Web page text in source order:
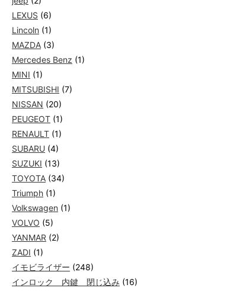
LEXUS (6)
Lincoln (1)
MAZDA (3)
Mercedes Benz (1)
MINI (1)
MITSUBISHI (7)
NISSAN (20)
PEUGEOT (1)
RENAULT (1)
SUBARU (4)
SUZUKI (13)
TOYOTA (34)
Triumph (1)
Volkswagen (1)
VOLVO (5)
YANMAR (2)
ZADI (1)
イモビライザー (248)
インロック 内鍵 閉じ込み (16)